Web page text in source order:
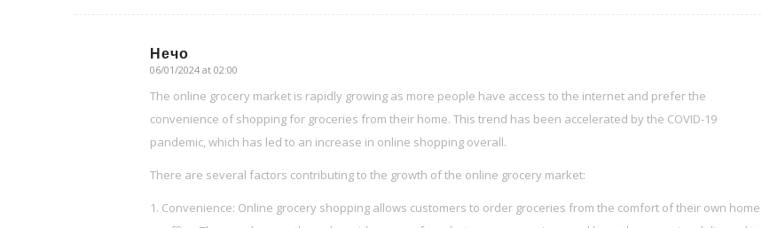
Нечо
says:
06/01/2024 at 02:00
The online grocery market is rapidly growing as more people have access to the internet and prefer the
convenience of shopping for groceries from their home. This trend has been accelerated by the COVID-19
pandemic, which has led to an increase in online shopping overall.
There are several factors contributing to the growth of the online grocery market:
1. Convenience: Online grocery shopping allows customers to order groceries from the comfort of their own home